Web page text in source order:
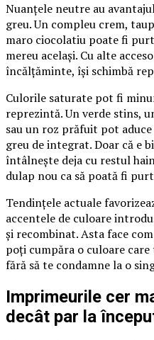
Nuanțele neutre au
greu. Un compleu crem,
maro ciocolatiu poate fi
mereu același. Cu alte
încălțăminte, își schimbă
Culorile saturate pot fi
reprezintă. Un verde stins,
sau un roz prăfuit pot
greu de integrat. Doar că e
întâlnește deja cu restul
dulap nou ca să poată fi
Tendințele actuale
accentele de culoare
și recombinat. Asta face
poți cumpăra o culoare
fără să te condamne la o
Imprimeurile cer
decât par la